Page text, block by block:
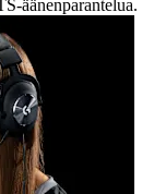
äänenparantelua.